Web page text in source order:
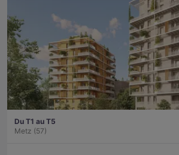
Du T1 au T5
Metz (57)